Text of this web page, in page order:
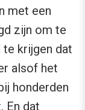
met een
zijn om te
te krijgen dat
alsof het
honderden
En dat